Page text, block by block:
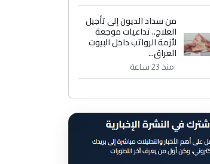
من سداد الديون إلى تأجيل
العلاج.. تداعيات موجعة
لأزمة الرواتب داخل البيوت
العراق...
منذ 23 ساعة